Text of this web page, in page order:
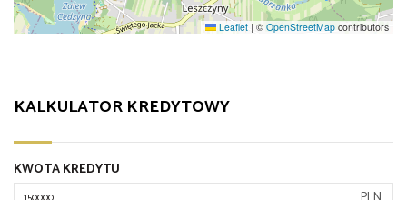
Leaflet | © OpenStreetMap contributors
KALKULATOR KREDYTOWY
KWOTA KREDYTU